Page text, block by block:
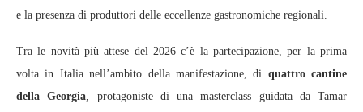
e la presenza di produttori delle eccellenze gastronomiche regionali.
Tra le novità più attese del 2026 c’è la partecipazione, per la prima
volta in Italia nell’ambito della manifestazione, di quattro cantine
della Georgia, protagoniste di una masterclass guidata da Tamar